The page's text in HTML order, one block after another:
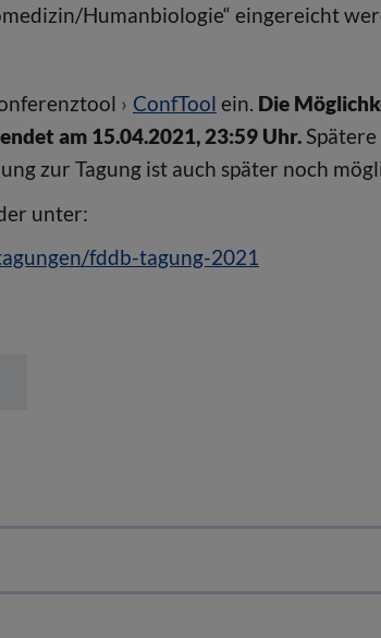
Humanbiologie“ eingereicht
ConfTool ein. Die
am 15.04.2021, 23:59 Uhr.
zur Tagung ist auch später noch
unter:
fddb-tagung-2021